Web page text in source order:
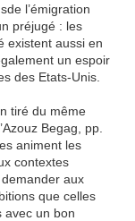
l’émigration
préjugé : les
existent aussi en
un espoir
des Etats-Unis.
tiré du même
Begag, pp.
animent les
contextes
aux
que celles
avec un bon